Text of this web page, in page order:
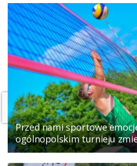
Przed nami sportowe
ogólnopolskim turnieju